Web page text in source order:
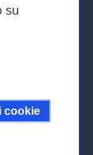
su
cookie